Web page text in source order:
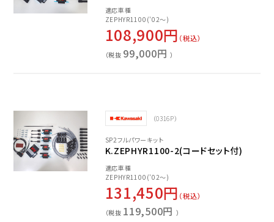
適応車種
ZEPHYR1100('02～)
108,900円 （税込）
（税抜 99,000円 ）
（0316P）
SP2フルパワーキット
K.ZEPHYR1100-2(コードセット付)
適応車種
ZEPHYR1100('02～)
131,450円 （税込）
（税抜 119,500円 ）